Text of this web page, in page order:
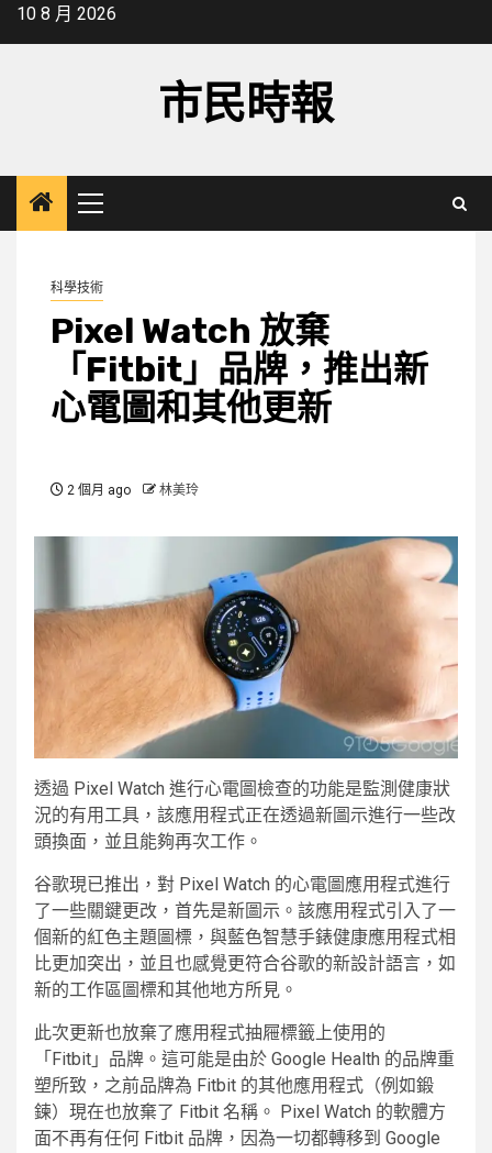
Skip10 8 月 2026
市民時報
Primary
Menu
科學技術
Pixel Watch 放棄
「Fitbit」品牌，推出新
心電圖和其他更新
2 個月 ago 林美玲
透過 Pixel Watch 進行心電圖檢查的功能是監測健康狀
況的有用工具，該應用程式正在透過新圖示進行一些改
頭換面，並且能夠再次工作。
谷歌現已推出，對 Pixel Watch 的心電圖應用程式進行
了一些關鍵更改，首先是新圖示。該應用程式引入了一
個新的紅色主題圖標，與藍色智慧手錶健康應用程式相
比更加突出，並且也感覺更符合谷歌的新設計語言，如
新的工作區圖標和其他地方所見。
此次更新也放棄了應用程式抽屜標籤上使用的
「Fitbit」品牌。這可能是由於 Google Health 的品牌重
塑所致，之前品牌為 Fitbit 的其他應用程式（例如鍛
鍊）現在也放棄了 Fitbit 名稱。 Pixel Watch 的軟體方
面不再有任何 Fitbit 品牌，因為一切都轉移到 Google